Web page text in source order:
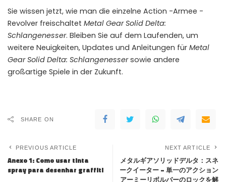
Sie wissen jetzt, wie man die einzelne Action -Armee -
Revolver freischaltet Metal Gear Solid Delta:
Schlangenesser. Bleiben Sie auf dem Laufenden, um
weitere Neuigkeiten, Updates und Anleitungen für Metal
Gear Solid Delta: Schlangenessersowie andere
großartige Spiele in der Zukunft.
SHARE ON
PREVIOUS ARTICLE
Anexo 1: Como usar tinta
spray para desenhar graffiti
NEXT ARTICLE
メタルギアソリッドデルタ：スネ
ークイーター – 単一のアクション
アーミーリボルバーのロックを解